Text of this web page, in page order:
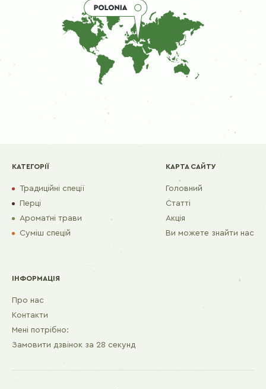
КАРТА САЙТУ
Головний
Статті
Акція
Ви можете знайти нас
КАТЕГОРІЇ
Традиційні спеції
Перці
Ароматні трави
Суміш спецій
ІНФОРМАЦІЯ
Про нас
Контакти
Мені потрібно:
Замовити дзвінок за 28 секунд